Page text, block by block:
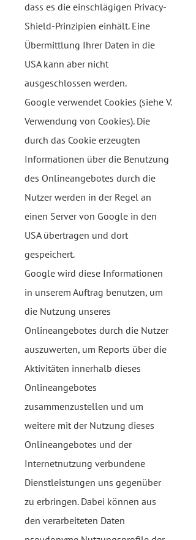
dass es die einschlägigen Privacy-
Shield-Prinzipien einhält. Eine
Übermittlung Ihrer Daten in die
USA kann aber nicht
ausgeschlossen werden.
Google verwendet Cookies (siehe V.
Verwendung von Cookies). Die
durch das Cookie erzeugten
Informationen über die Benutzung
des Onlineangebotes durch die
Nutzer werden in der Regel an
einen Server von Google in den
USA übertragen und dort
gespeichert.
Google wird diese Informationen
in unserem Auftrag benutzen, um
die Nutzung unseres
Onlineangebotes durch die Nutzer
auszuwerten, um Reports über die
Aktivitäten innerhalb dieses
Onlineangebotes
zusammenzustellen und um
weitere mit der Nutzung dieses
Onlineangebotes und der
Internetnutzung verbundene
Dienstleistungen uns gegenüber
zu erbringen. Dabei können aus
den verarbeiteten Daten